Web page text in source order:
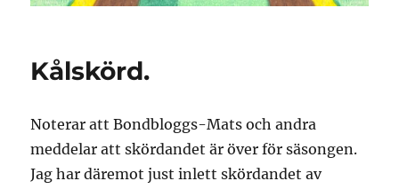
Kålskörd.
Noterar att Bondbloggs-Mats och andra
meddelar att skördandet är över för säsongen.
Jag har däremot just inlett skördandet av